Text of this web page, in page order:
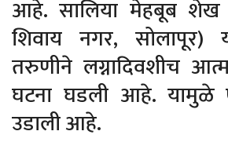
आहे. सालिया मेहबूब शेख
शिवाय नगर, सोलापूर)
तरुणीने लग्नादिवशीच
घटना घडली आहे.
उडाली आहे.